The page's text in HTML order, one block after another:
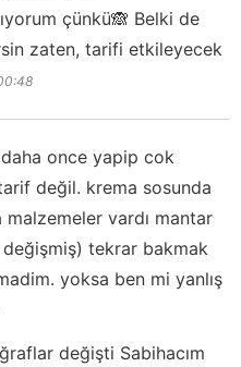
çünkü🙈 Belki de
zaten, tarifi etkileyecek
once yapip cok
değil. krema sosunda
malzemeler vardı mantar
tekrar bakmak
yoksa ben mi yanlış
değişti Sabihacım